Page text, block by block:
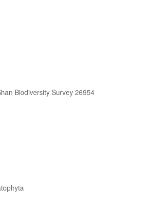
Biodiversity Survey 26954